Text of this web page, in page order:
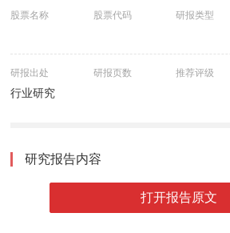
股票名称 股票代码 研报类型
研报出处
行业研究
研报页数 推荐评级
研究报告内容
打开报告原文